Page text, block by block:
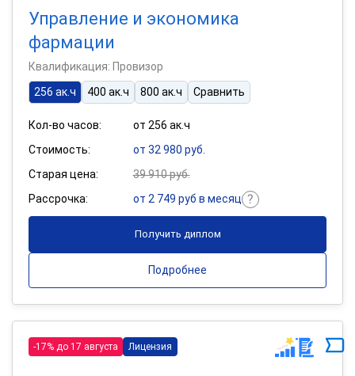
Управление и экономика
фармации
Квалификация: Провизор
256 ак.ч
400 ак.ч 800 ак.ч Сравнить
Кол-во часов:
от 256 ак.ч
Стоимость:
от 32 980 руб.
Старая цена:
39 910 руб.
Рассрочка:
от 2 749 руб в месяц
Получить диплом
Подробнее
-17% до 17 августа Лицензия